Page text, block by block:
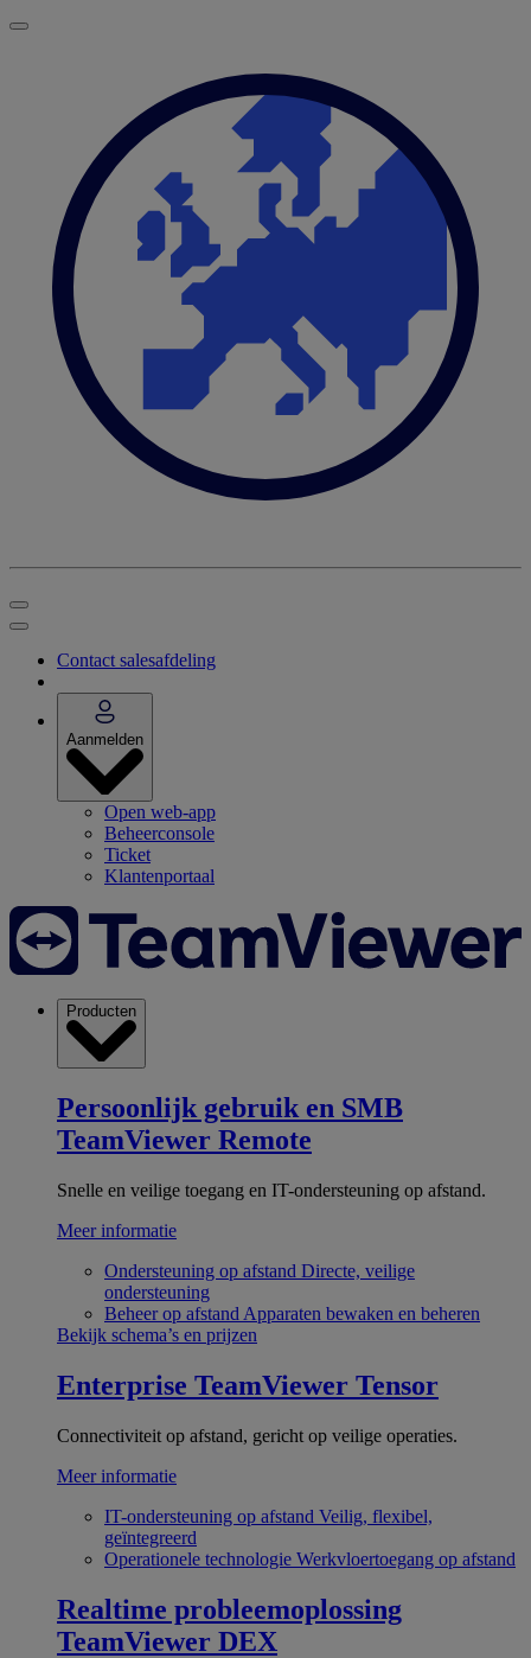
Contact salesafdeling
Aanmelden
Open web-app
Beheerconsole
Ticket
Klantenportaal
Producten
Persoonlijk gebruik en SMB
TeamViewer Remote
Snelle en veilige toegang en IT-ondersteuning op afstand.
Meer informatie
Ondersteuning op afstand Directe, veilige
ondersteuning
Beheer op afstand Apparaten bewaken en beheren
Bekijk schema’s en prijzen
Enterprise TeamViewer Tensor
Connectiviteit op afstand, gericht op veilige operaties.
Meer informatie
IT-ondersteuning op afstand Veilig, flexibel,
geïntegreerd
Operationele technologie Werkvloertoegang op afstand
Realtime probleemoplossing
TeamViewer DEX